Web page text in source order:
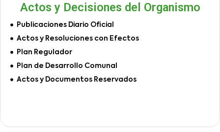
Actos y Decisiones del Organismo
Publicaciones Diario Oficial
Actos y Resoluciones con Efectos
Plan Regulador
Plan de Desarrollo Comunal
Actos y Documentos Reservados